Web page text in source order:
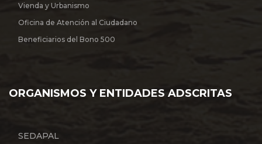
Vienda y Urbanismo
Oficina de Atención al Ciudadano
Beneficiarios del Bono 500
ORGANISMOS Y ENTIDADES ADSCRITAS
SEDAPAL